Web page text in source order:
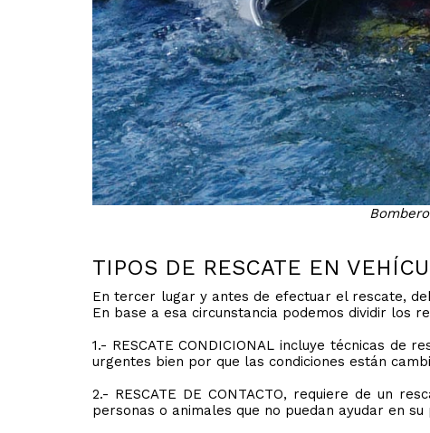
TIPOS DE RESCATE EN
En tercer lugar y antes de efectuar el rescate,
En base a esa circunstancia podemos dividir los
1.- RESCATE CONDICIONAL incluye técnicas
urgentes bien por que las condiciones están
2.- RESCATE DE CONTACTO, requiere de un
personas o animales que no puedan ayudar en